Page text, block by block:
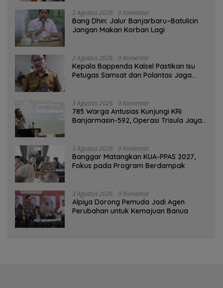
2 Agustus 2026 0 Komentar
Bang Dhin: Jalur Banjarbaru–Batulicin
Jangan Makan Korban Lagi
2 Agustus 2026 0 Komentar
Kepala Bappenda Kalsel Pastikan Isu
Petugas Samsat dan Polantas Jaga
3 Agustus 2026 0 Komentar
785 Warga Antusias Kunjungi KRI
Banjarmasin-592, Operasi Trisula Jaya
3 Agustus 2026 0 Komentar
‎Banggar Matangkan KUA-PPAS 2027,
Fokus pada Program Berdampak
3 Agustus 2026 0 Komentar
‎Alpiya Dorong Pemuda Jadi Agen
Perubahan untuk Kemajuan Banua ‎